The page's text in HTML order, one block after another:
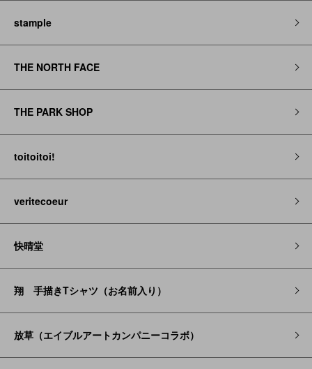
stample
THE NORTH FACE
THE PARK SHOP
toitoitoi!
veritecoeur
快晴堂
翔 手描きTシャツ（お名前入り）
放草（エイブルアートカンパニーコラボ）